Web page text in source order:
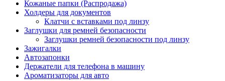
Кожаные папки (Распродажа)
Холдеры для документов
Клатчи с вставками под линзу
Заглушки для ремней безопасности
Заглушки ремней безопасности под линзу
Зажигалки
Автозапонки
Держатели для телефона в машину
Ароматизаторы для авто